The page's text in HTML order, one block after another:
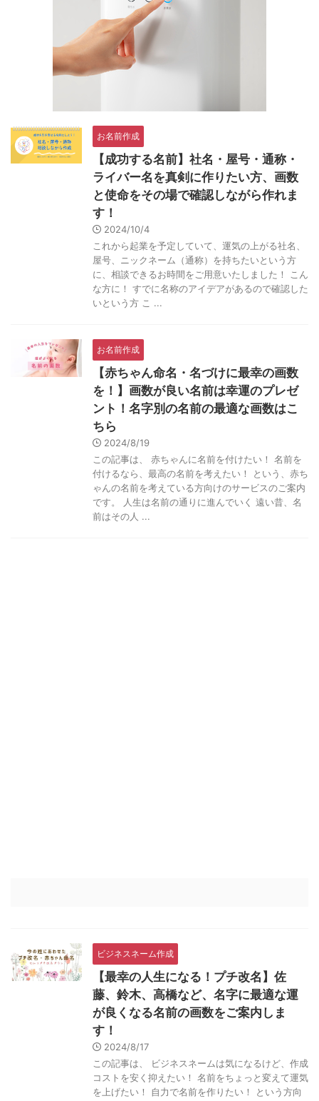
お名前作成
【成功する名前】社名・屋号・通称・
ライバー名を真剣に作りたい方、画数
と使命をその場で確認しながら作れま
す！
2024/10/4
これから起業を予定していて、運気の上がる社名、
屋号、ニックネーム（通称）を持ちたいという方
に、相談できるお時間をご用意いたしました！ こん
な方に！ すでに名称のアイデアがあるので確認した
いという方 こ ...
お名前作成
【赤ちゃん命名・名づけに最幸の画数
を！】画数が良い名前は幸運のプレゼ
ント！名字別の名前の最適な画数はこ
ちら
2024/8/19
この記事は、 赤ちゃんに名前を付けたい！ 名前を
付けるなら、最高の名前を考えたい！ という、赤ち
ゃんの名前を考えている方向けのサービスのご案内
です。 人生は名前の通りに進んでいく 遠い昔、名
前はその人 ...
ビジネスネーム作成
【最幸の人生になる！プチ改名】佐
藤、鈴木、高橋など、名字に最適な運
が良くなる名前の画数をご案内しま
す！
2024/8/17
この記事は、 ビジネスネームは気になるけど、作成
コストを安く抑えたい！ 名前をちょっと変えて運気
を上げたい！ 自力で名前を作りたい！ という方向